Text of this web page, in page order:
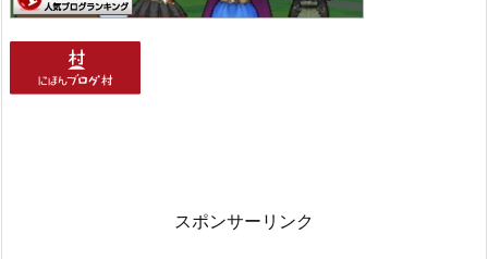
スポンサーリンク